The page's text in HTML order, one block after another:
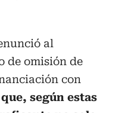
al
de omisión de
con
según estas